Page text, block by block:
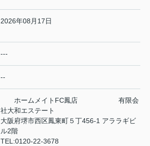
2026年08月17日
---
--
ホームメイトFC鳳店 有限会
社大和エステート
大阪府堺市西区鳳東町５丁456-1 アララギビ
ル2階
TEL:0120-22-3678